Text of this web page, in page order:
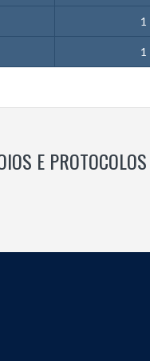
1
1
E PROTOCOLOS